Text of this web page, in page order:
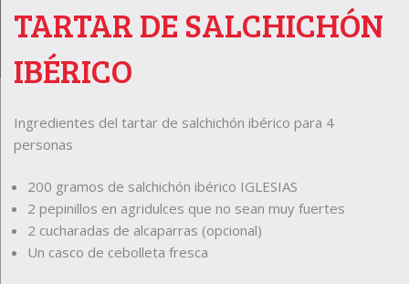
TARTAR DE SALCHICHÓN
IBÉRICO
Ingredientes del tartar de salchichón ibérico para 4
personas
200 gramos de salchichón ibérico IGLESIAS
2 pepinillos en agridulces que no sean muy fuertes
2 cucharadas de alcaparras (opcional)
Un casco de cebolleta fresca